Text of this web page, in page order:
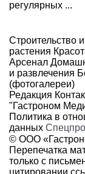
регулярных ...
Строительство
растения
Арсенал
и развлечения
(фотогалереи)
Редакция
"Гастроном
Политика в
данных
© ООО
Перепечатка
только с
цитировании